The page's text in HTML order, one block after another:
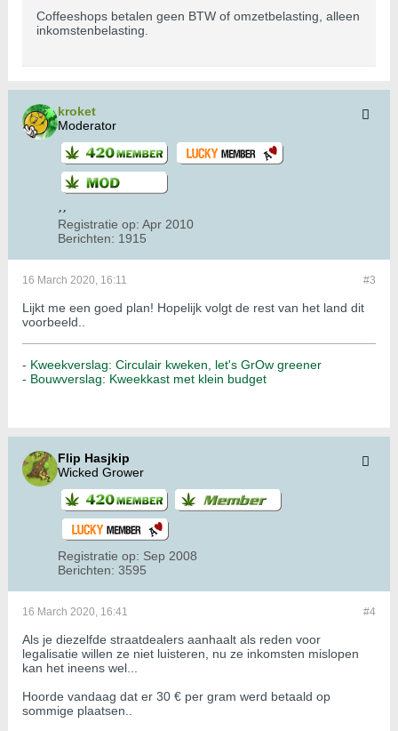
Coffeeshops betalen geen BTW of omzetbelasting, alleen
inkomstenbelasting.
kroket
Moderator
Registratie op: Apr 2010
Berichten: 1915
#3
16 March 2020, 16:11
Lijkt me een goed plan! Hopelijk volgt de rest van het land dit
voorbeeld..
- Kweekverslag: Circulair kweken, let's GrOw greener
- Bouwverslag: Kweekkast met klein budget
Flip Hasjkip
Wicked Grower
Registratie op: Sep 2008
Berichten: 3595
#4
16 March 2020, 16:41
Als je diezelfde straatdealers aanhaalt als reden voor
legalisatie willen ze niet luisteren, nu ze inkomsten mislopen
kan het ineens wel...
Hoorde vandaag dat er 30 € per gram werd betaald op
sommige plaatsen..